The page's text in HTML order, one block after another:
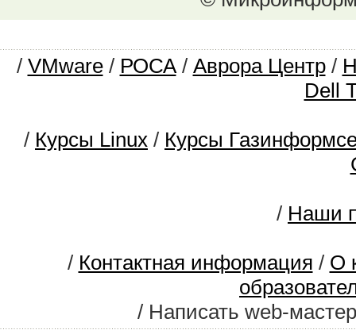
/ VMware/ РОСА/ Аврора Центр/
Dell
/ Курсы Linux / Курсы
/ Наши
/ Контактная информация / О
/ Написать web-